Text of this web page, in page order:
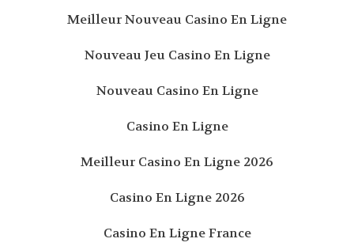
Meilleur Nouveau Casino En Ligne
Nouveau Jeu Casino En Ligne
Nouveau Casino En Ligne
Casino En Ligne
Meilleur Casino En Ligne 2026
Casino En Ligne 2026
Casino En Ligne France